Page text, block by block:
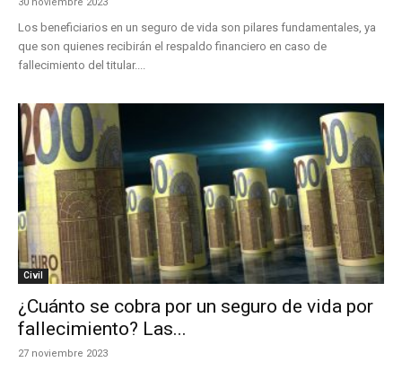
Los beneficiarios en un seguro de vida son pilares fundamentales, ya
que son quienes recibirán el respaldo financiero en caso de
fallecimiento del titular....
Civil
¿Cuánto se cobra por un seguro de vida por
fallecimiento? Las...
27 noviembre 2023